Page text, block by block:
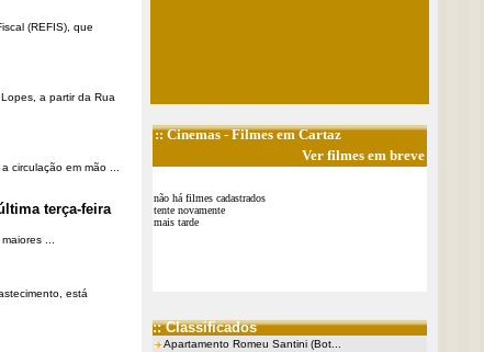
(REFIS), que
a partir da Rua
circulação em mão ...
terça-feira
...
está
::Cinemas- Filmes em Cartaz
Ver filmes em breve
não há filmes cadastrados
tente novamente
mais tarde
:: Classificados
Apartamento Romeu Santini (Bot...